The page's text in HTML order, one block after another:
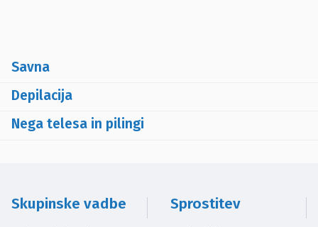
Savna
Depilacija
Nega telesa in pilingi
Skupinske vadbe Sprostitev